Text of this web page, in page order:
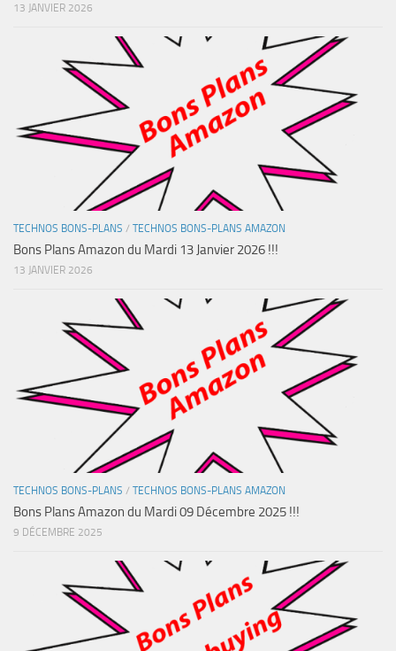
13 JANVIER 2026
TECHNOS BONS-PLANS / TECHNOS BONS-PLANS AMAZON
Bons Plans Amazon du Mardi 13 Janvier 2026 !!!
13 JANVIER 2026
TECHNOS BONS-PLANS / TECHNOS BONS-PLANS AMAZON
Bons Plans Amazon du Mardi 09 Décembre 2025 !!!
9 DÉCEMBRE 2025